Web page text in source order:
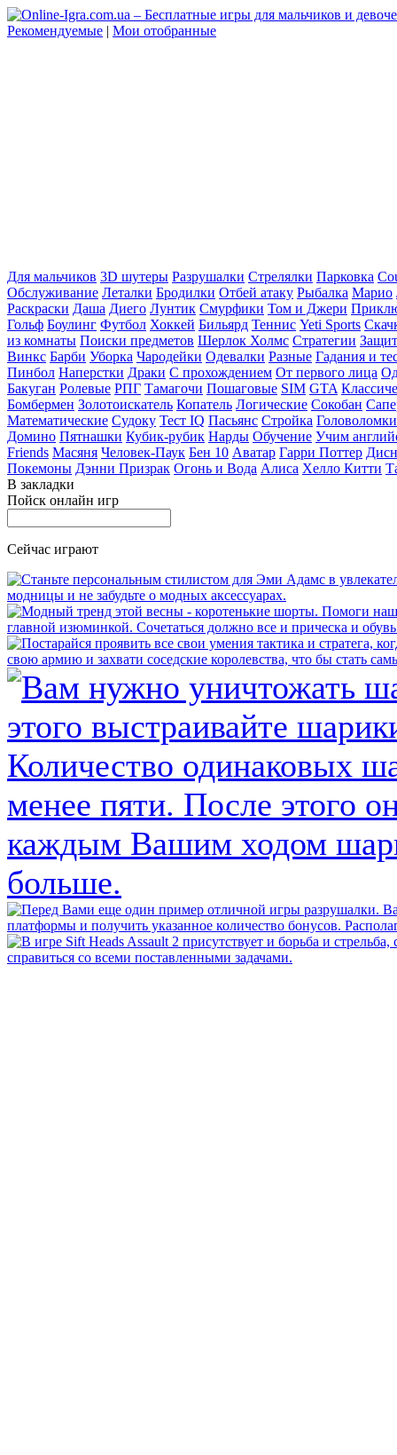
Рекомендуемые | Мои отобранные
Для мальчиков 3D шутеры Разрушалки Стрелялки Парковка
Обслуживание Леталки Бродилки Отбей атаку Рыбалка Марио
Раскраски Даша Диего Лунтик Смурфики Том и Джери
Гольф Боулинг Футбол Хоккей Бильярд Теннис Yeti Sports
из комнаты Поиски предметов Шерлок Холмс Стратегии
Винкс Барби Уборка Чародейки Одевалки Разные Гадания и
Пинбол Наперстки Драки С прохождением От первого лица
Бакуган Ролевые РПГ Тамагочи Пошаговые SIM GTA
Бомбермен Золотоискатель Копатель Логические Сокобан
Математические Судоку Тест IQ Пасьянс Стройка Головоломки
Домино Пятнашки Кубик-рубик Нарды Обучение Учим
Friends Масяня Человек-Паук Бен 10 Аватар Гарри Поттер
Покемоны Дэнни Призрак Огонь и Вода Алиса Хелло Китти
В закладки
Пойск онлайн игр
Сейчас играют